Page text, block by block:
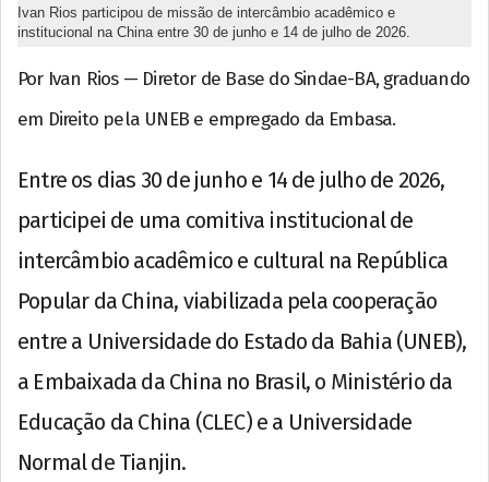
Ivan Rios participou de missão de intercâmbio acadêmico e
institucional na China entre 30 de junho e 14 de julho de 2026.
Por Ivan Rios — Diretor de Base do Sindae-BA, graduando
em Direito pela UNEB e empregado da Embasa.
Entre os dias 30 de junho e 14 de julho de 2026,
participei de uma comitiva institucional de
intercâmbio acadêmico e cultural na República
Popular da China, viabilizada pela cooperação
entre a Universidade do Estado da Bahia (UNEB),
a Embaixada da China no Brasil, o Ministério da
Educação da China (CLEC) e a Universidade
Normal de Tianjin.